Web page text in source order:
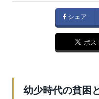
シェア
ポス
幼少時代の貧困